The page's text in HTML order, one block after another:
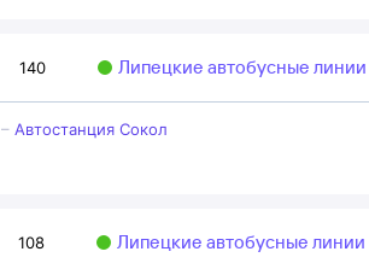
140 Липецкие автобусные линии
– Автостанция Сокол
108 Липецкие автобусные линии